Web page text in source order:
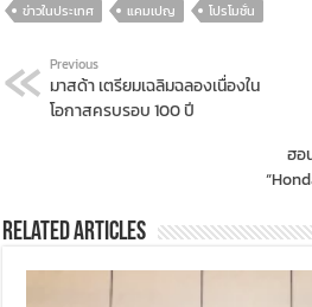
ข่าวในประเทศ
แคมเปญ โปรโมชั่น
Previous
มาสด้า เตรียมเฉลิมฉลองเนื่องใน
โอกาสครบรอบ 100 ปี
ฮอ
Related Articles